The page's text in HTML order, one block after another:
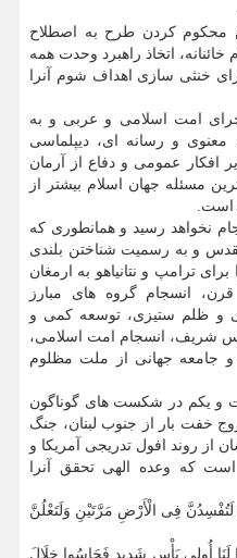
محكوم كردن طرح به اصطلاح
خائنانه، اتخاذ راهبرد وحدت همه
خنثی سازی اهداف شوم آنرا
امت اسلامی و عربی و به
معنوی و رسانه ای، دیپلماسی
افكار عمومی و دفاع از آرمان
مسئله جهان اسلام بیشتر از
است.
نخواهد رسید و همانطوری كه
و به رسمیت شناختن بلندی
ترامپ و نتانیاهو به ارمغان
انسجام گروه های مبارز
و ظلم ستیزی، توسعه كمی و
شریف، انسجام امت اسلامی،
و جامعه جهانی از ملت مظلوم
و یكم در شكست های گوناگون
خفت بار از جنوب لبنان، جنگ
۲ روزه و.... نشان از روند افول تدریجی آمریكا و
كه وعده الهی تحقق آنرا
لَتُفْسِدُنَّ فِی الْأَرْضِ مَرَّتَیْنِ وَلَتَعْلُنَّ
لَنَا أُولِی بَأْسٍ شَدِیدٍ فَجَاسُوا خِلَالَ